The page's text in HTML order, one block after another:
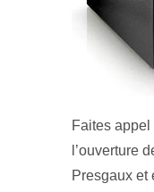
Faites
l’ouverture
Presgaux et